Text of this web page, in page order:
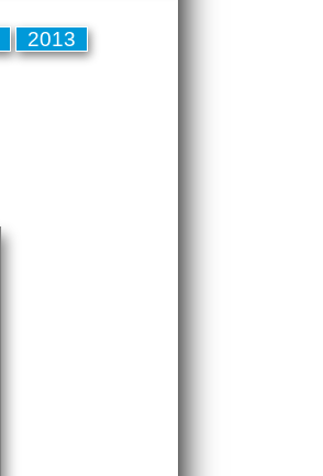
2013